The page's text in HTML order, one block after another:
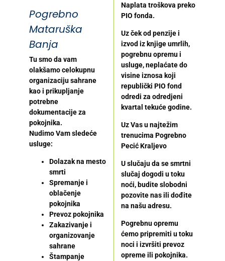
Pogrebno
Mataruška
Banja
Tu smo da vam
olakšamo celokupnu
organizaciju sahrane
kao i prikupljanje
potrebne
dokumentacije za
pokojnika.
Nudimo Vam sledeće
usluge:
Dolazak na mesto
smrti
Spremanje i
oblačenje
pokojnika
Prevoz pokojnika
Zakazivanje i
organizovanje
sahrane
Štampanje
Naplata troškova preko
PIO fonda.
Uz ček od penzije i
izvod iz knjige umrlih,
pogrebnu opremu i
usluge, neplaćate do
visine iznosa koji
republički PIO fond
odredi za odredjeni
kvartal tekuće godine.
Uz Vas u najtežim
trenucima Pogrebno
Pecić Kraljevo
U slučaju da se smrtni
slučaj dogodi u toku
noći, budite slobodni
pozovite nas ili dođite
na našu adresu.
Pogrebnu opremu
ćemo pripremiti u toku
noci i izvršiti prevoz
opreme ili pokojnika.